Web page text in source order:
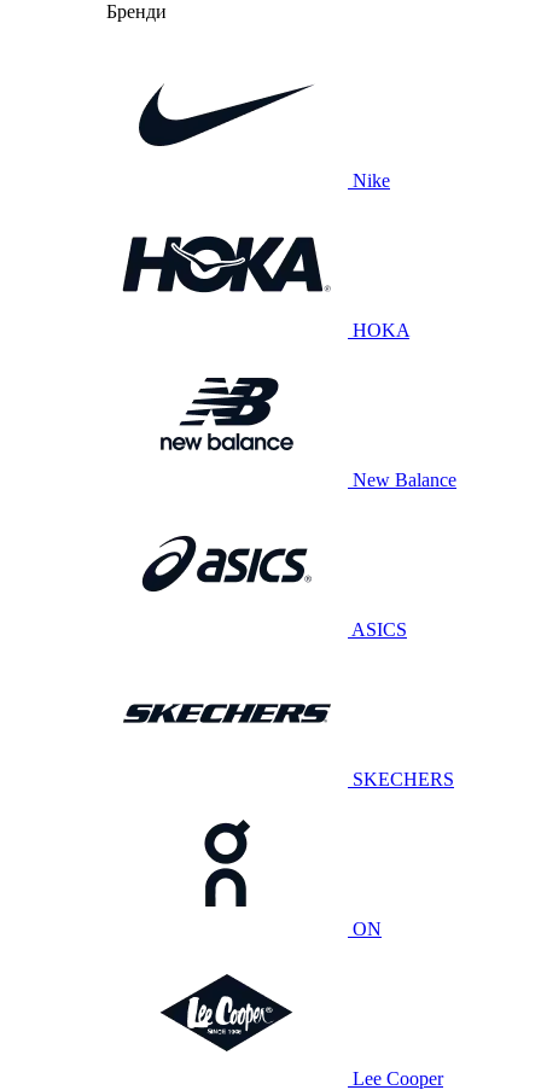
Бренди
Nike
HOKA
New Balance
ASICS
SKECHERS
ON
Lee Cooper